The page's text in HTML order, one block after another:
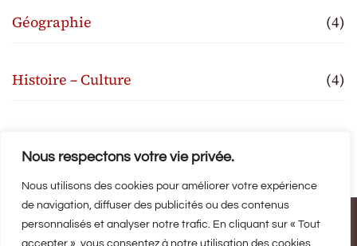
Nous respectons votre vie privée.
Nous utilisons des cookies pour améliorer votre expérience
de navigation, diffuser des publicités ou des contenus
personnalisés et analyser notre trafic. En cliquant sur « Tout
accepter », vous consentez à notre utilisation des cookies.
Géographie (4)
Histoire – Culture (4)
© Copyright.2026 Provenseo. Tous droits réservés.Blossom